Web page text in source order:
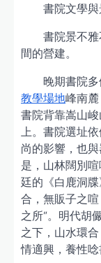
書院文學
書院景不
間的營建。
晚期書院
教學場地峰南
書院背靠嵩山
上。書院選址
尚的影響，也
是，山林闊別
廷的《白鹿洞
合，無販子之
之所”。明代胡
之下，山水環
情適興，養性唸